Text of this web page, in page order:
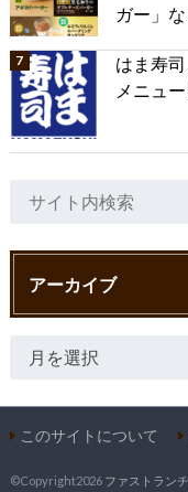
ガー」
はま寿
メニュ
アーカイブ
このサイトについて
©Copyright2026 ファストラン